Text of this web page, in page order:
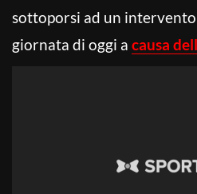
sottoporsi ad un
giornata di oggi a causa